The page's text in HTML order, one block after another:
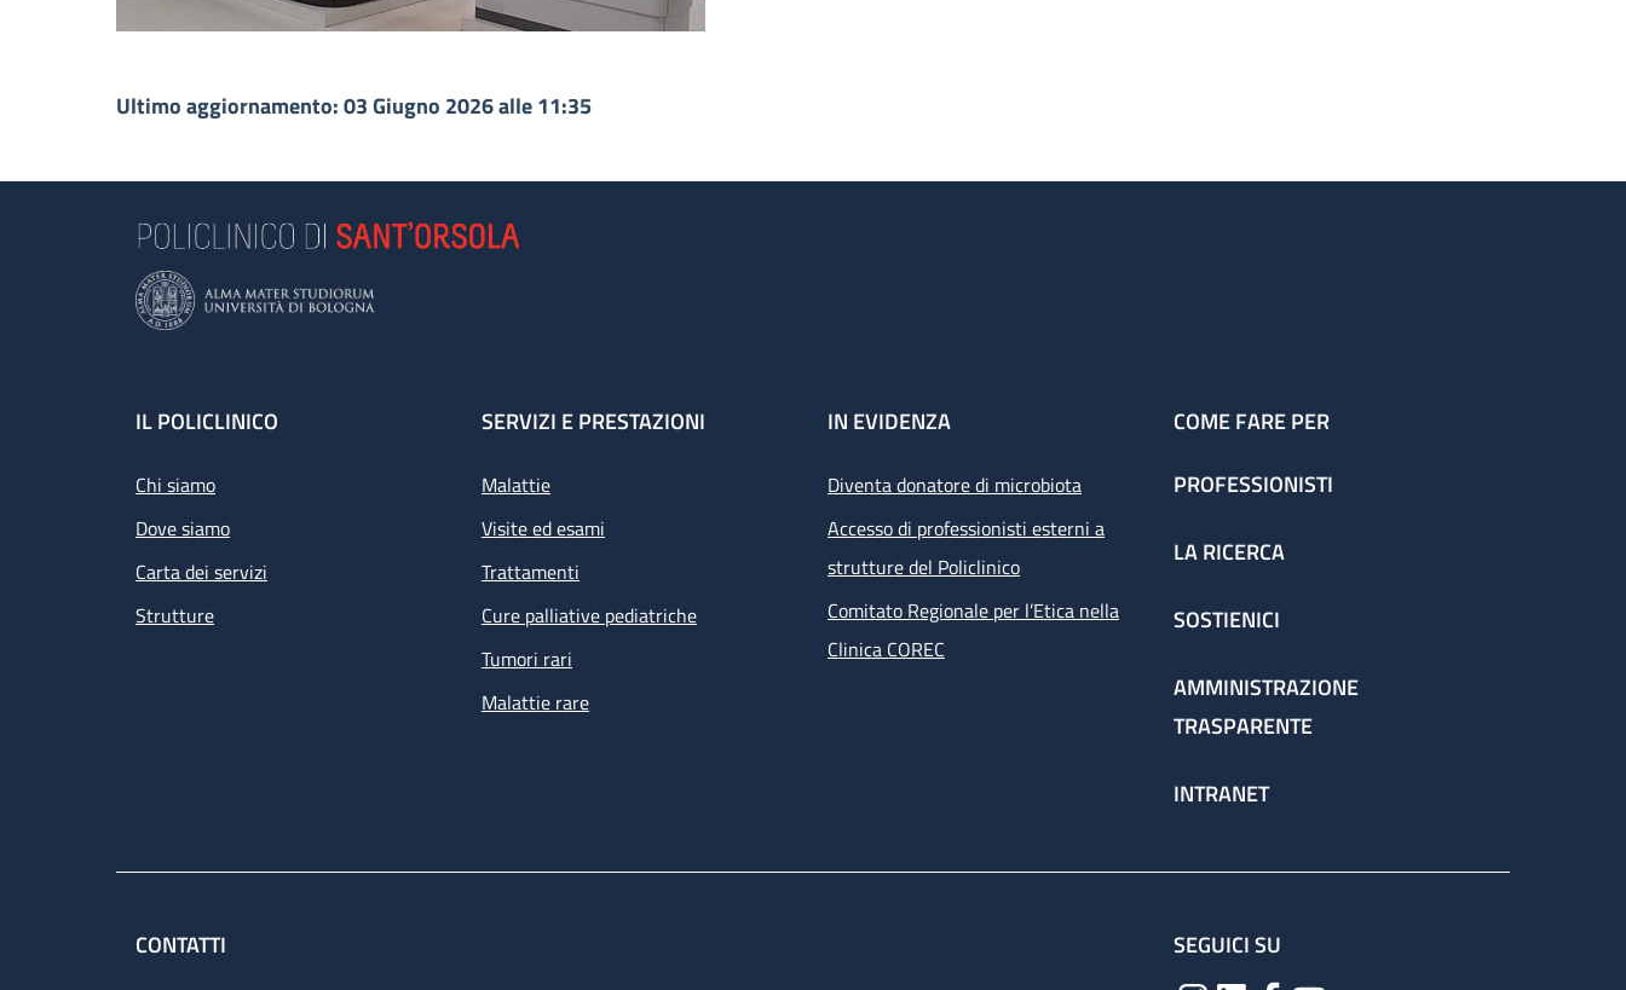
Ultimo aggiornamento: 03 Giugno 2026 alle 11:35
Footer
IL POLICLINICO
Chi siamo
Dove siamo
Carta dei servizi
Strutture
SERVIZI E PRESTAZIONI
Malattie
Visite ed esami
Trattamenti
Cure palliative pediatriche
Tumori rari
Malattie rare
IN EVIDENZA
Diventa donatore di microbiota
Accesso di professionisti esterni a
strutture del Policlinico
Comitato Regionale per l’Etica nella
Clinica COREC
COME FARE PER
PROFESSIONISTI
LA RICERCA
SOSTIENICI
AMMINISTRAZIONE
TRASPARENTE
INTRANET
CONTATTI SEGUICI SU